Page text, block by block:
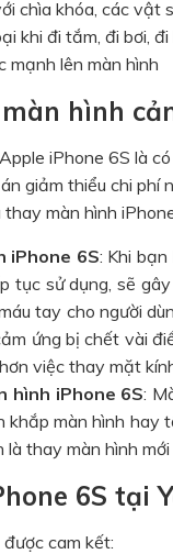
chìa khóa, các vật
khi đi tắm, đi bơi,
mạnh lên màn hình
hình
iPhone 6S là
giảm thiểu chi phí
màn hình
iPhone 6S: Khi
tục sử dụng, sẽ
tay cho người
ứng bị chết vài
việc thay mặt
hình iPhone 6S:
khắp màn hình hay
thay màn hình
6S tại
cam kết: